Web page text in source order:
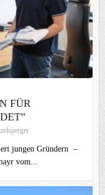
FÜR
jungen Gründern –
vom...